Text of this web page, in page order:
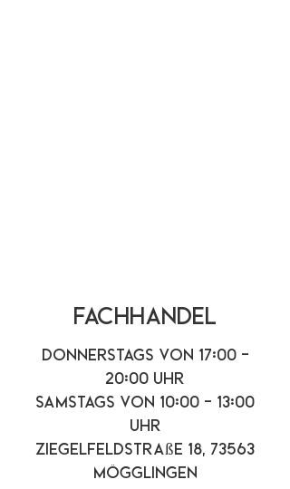
Fachhandel
Donnerstags von 17:00 -
20:00 Uhr
Samstags von 10:00 - 13:00
Uhr
Ziegelfeldstraße 18, 73563
Mögglingen